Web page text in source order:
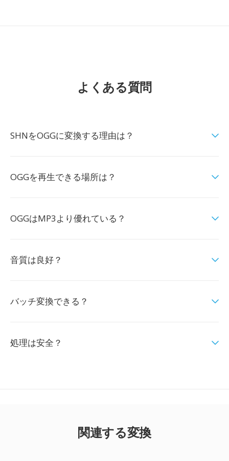
よくある質問
SHNをOGGに変換する理由は？
OGGを再生できる場所は？
OGGはMP3より優れている？
音質は良好？
バッチ変換できる？
処理は安全？
関連する変換